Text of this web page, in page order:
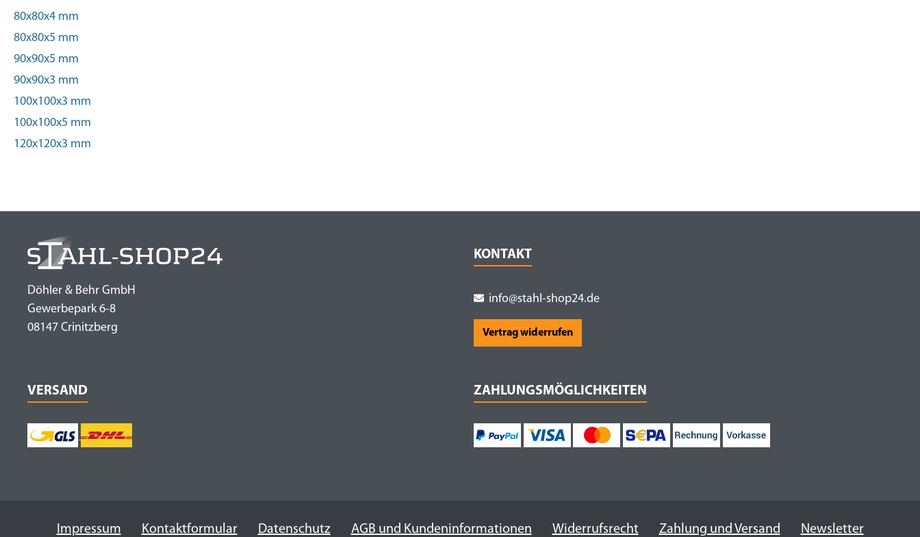
80x80x4 mm
80x80x5 mm
90x90x5 mm
90x90x3 mm
100x100x3 mm
100x100x5 mm
120x120x3 mm
Döhler & Behr GmbH
Gewerbepark 6-8
08147 Crinitzberg
KONTAKT
info@stahl-shop24.de
Vertrag widerrufen
VERSAND ZAHLUNGSMÖGLICHKEITEN
Impressum Kontaktformular Datenschutz AGB und Kundeninformationen Widerrufsrecht Zahlung und Versand Newsletter